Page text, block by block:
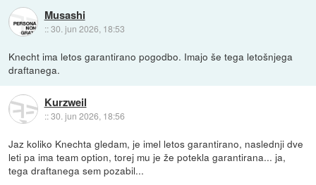
Musashi
::30. jun 2026, 18:53
Knecht ima letos garantirano pogodbo. Imajo še tega letošnjega
draftanega.
Kurzweil
::30. jun 2026, 18:56
Jaz koliko Knechta gledam, je imel letos garantirano, naslednji dve
leti pa ima team option, torej mu je že potekla garantirana... ja,
tega draftanega sem pozabil...